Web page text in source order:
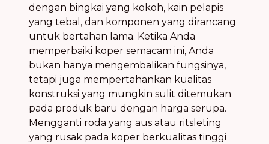
dengan bingkai yang kokoh, kain pelapis
yang tebal, dan komponen yang dirancang
untuk bertahan lama. Ketika Anda
memperbaiki koper semacam ini, Anda
bukan hanya mengembalikan fungsinya,
tetapi juga mempertahankan kualitas
konstruksi yang mungkin sulit ditemukan
pada produk baru dengan harga serupa.
Mengganti roda yang aus atau ritsleting
yang rusak pada koper berkualitas tinggi